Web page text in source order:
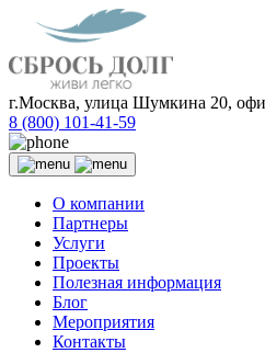
г.Москва, улица Шумкина 20,
8 (800) 101-41-59
О компании
Партнеры
Услуги
Проекты
Полезная информация
Блог
Мероприятия
Контакты